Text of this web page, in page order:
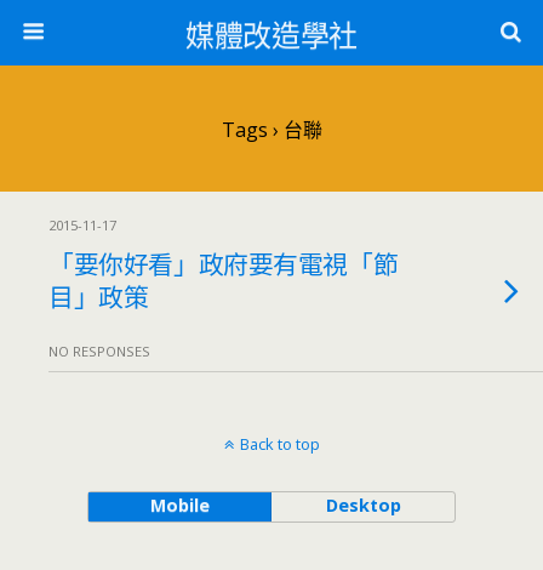
媒體改造學社
Tags › 台聯
2015-11-17
「要你好看」政府要有電視「節
目」政策
NO RESPONSES
Back to top
Mobile Desktop